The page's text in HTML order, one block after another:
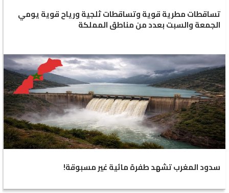
تساقطات مطرية قوية وتساقطات ثلجية ورياح قوية يومي
الجمعة والسبت بعدد من مناطق المملكة
سدود المغرب تشهد طفرة مائية غير مسبوقة!